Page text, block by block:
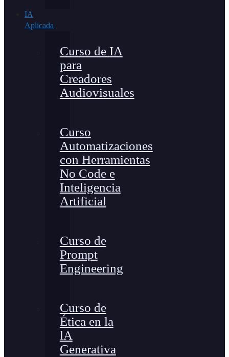
IA
Aplicada
Curso de IA
para
Creadores
Audiovisuales
Curso
Automatizaciones
con Herramientas
No Code e
Inteligencia
Artificial
Curso de
Prompt
Engineering
Curso de
Ética en la
lA
Generativa